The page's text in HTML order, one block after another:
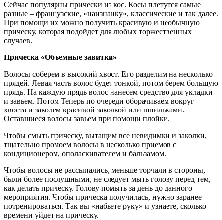
Сейчас популярны прически из кос. Косы плетутся самые
разные – французские, «наизнанку», классические и так далее.
При помощи их можно получить красивую и необычную
прическу, которая подойдет для любых торжественных
случаев.
Прическа «Объемные завитки»
Волосы соберем в высокий хвост. Его разделим на несколько
прядей. Левая часть волос будет тонкой, потом берем большую
прядь. На каждую прядь волос нанесем средство для укладки
и завьем. Потом Теперь по очереди оборачиваем вокруг
хвоста и заколем красивой заколкой или шпильками.
Оставшиеся волосы завьем при помощи плойки.
Чтобы смыть прическу, вытащим все невидимки и заколки,
тщательно промоем волосы в несколько приемов с
кондиционером, ополаскивателем и бальзамом.
Чтобы волосы не рассыпались, меньше торчали в стороны,
были более послушными, не следует мыть голову перед тем,
как делать прическу. Голову помыть за день до данного
мероприятия. Чтобы прическа получилась, нужно заранее
потренироваться. Так вы «набьете руку» и узнаете, сколько
времени уйдет на прическу.